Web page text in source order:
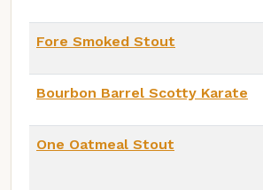
Fore Smoked Stout
Bourbon Barrel Scotty Karate
One Oatmeal Stout